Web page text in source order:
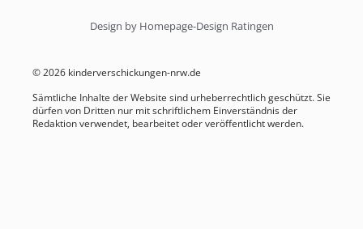
Design by Homepage-Design Ratingen
© 2026 kinderverschickungen-nrw.de
Sämtliche Inhalte der Website sind urheberrechtlich geschützt. Sie
dürfen von Dritten nur mit schriftlichem Einverständnis der
Redaktion verwendet, bearbeitet oder veröffentlicht werden.